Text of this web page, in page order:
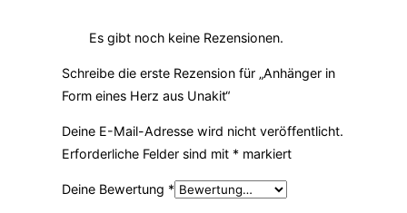
Es gibt noch keine Rezensionen.
Schreibe die erste Rezension für „Anhänger in
Form eines Herz aus Unakit“
Deine E-Mail-Adresse wird nicht veröffentlicht.
Erforderliche Felder sind mit * markiert
Deine Bewertung *